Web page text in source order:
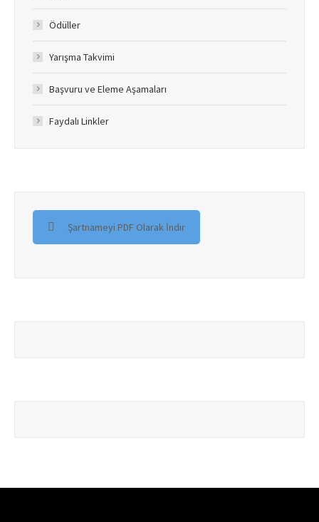
Ödüller
Yarışma Takvimi
Başvuru ve Eleme Aşamaları
Faydalı Linkler
Şartnameyi PDF Olarak İndir